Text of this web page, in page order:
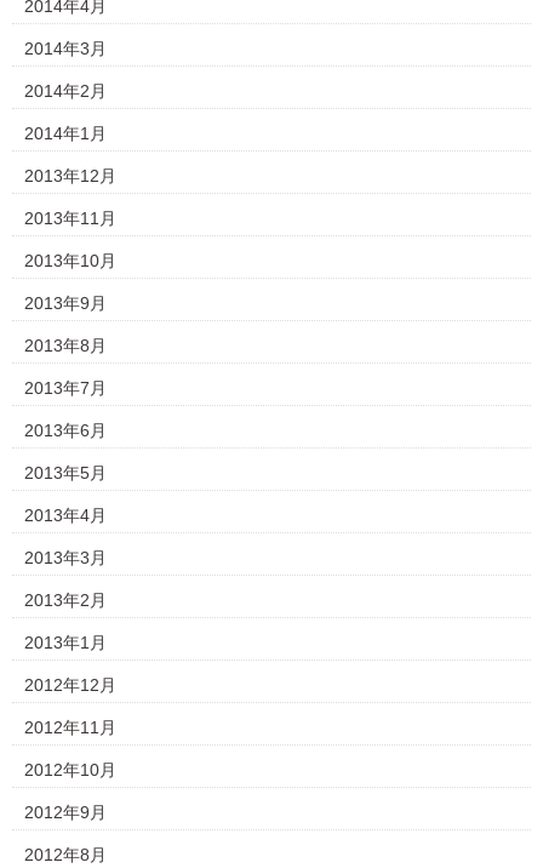
2014年4月
2014年3月
2014年2月
2014年1月
2013年12月
2013年11月
2013年10月
2013年9月
2013年8月
2013年7月
2013年6月
2013年5月
2013年4月
2013年3月
2013年2月
2013年1月
2012年12月
2012年11月
2012年10月
2012年9月
2012年8月